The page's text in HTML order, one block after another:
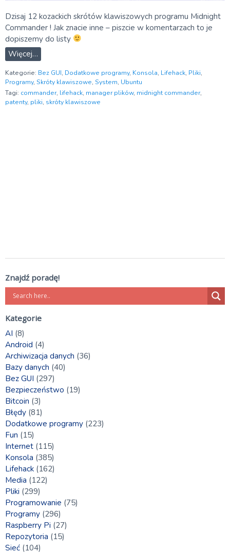
Dzisaj 12 kozackich skrótów klawiszowych programu Midnight
Commander ! Jak znacie inne – piszcie w komentarzach to je
dopiszemy do listy
Więcej…
Kategorie: Bez GUI, Dodatkowe programy, Konsola, Lifehack, Pliki,
Programy, Skróty klawiszowe, System, Ubuntu
Tagi: commander, lifehack, manager plików, midnight commander,
patenty, pliki, skróty klawiszowe
Znajdź poradę!
Kategorie
AI (8)
Android (4)
Archiwizacja danych (36)
Bazy danych (40)
Bez GUI (297)
Bezpieczeństwo (19)
Bitcoin (3)
Błędy (81)
Dodatkowe programy (223)
Fun (15)
Internet (115)
Konsola (385)
Lifehack (162)
Media (122)
Pliki (299)
Programowanie (75)
Programy (296)
Raspberry Pi (27)
Repozytoria (15)
Sieć (104)